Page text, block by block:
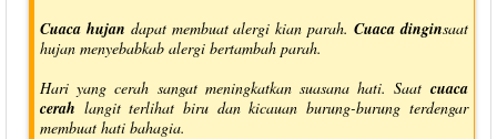
Cuaca hujan dapat membuat alergi kian parah. Cuaca dinginsaat
hujan menyebabkab alergi bertambah parah.
Hari yang cerah sangat meningkatkan suasana hati. Saat cuaca
cerah langit terlihat biru dan kicauan burung-burung terdengar
membuat hati bahagia.